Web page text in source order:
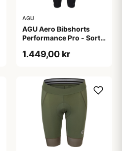
AGU
AGU Aero Bibshorts
Performance Pro - Sort -
1.449,00 kr